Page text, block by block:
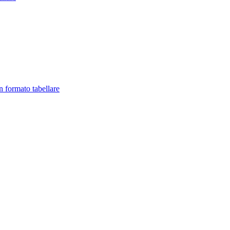
formato tabellare